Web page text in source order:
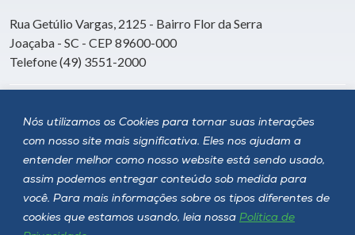
Nós utilizamos os Cookies para tornar suas interações
com nosso site mais significativa. Eles nos ajudam a
entender melhor como nosso website está sendo usado,
assim podemos entregar conteúdo sob medida para
você. Para mais informações sobre os tipos diferentes de
cookies que estamos usando, leia nossa Política de
Rua Getúlio Vargas, 2125 - Bairro Flor da Serra
Joaçaba - SC - CEP 89600-000
Telefone (49) 3551-2000
Siga a Unoesc